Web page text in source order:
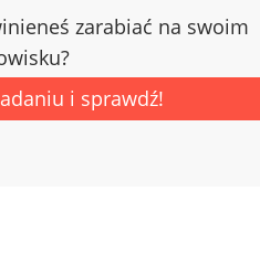
zarabiać na swoim
i sprawdź!